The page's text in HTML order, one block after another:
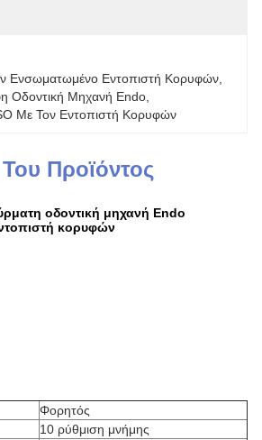
Ενσωματωμένο Εντοπιστή Κορυφών
Οδοντική Μηχανή Endo
Με Τον Εντοπιστή Κορυφών
Προϊόντος
οδοντική μηχανή Endo
κορυφών
Φορητός
10 ρύθμιση μνήμης